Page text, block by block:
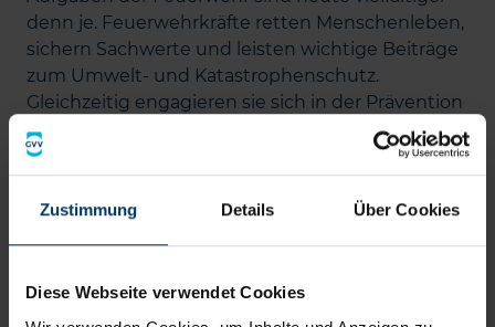
Zustimmung Details Über Cookies
Diese Webseite verwendet Cookies
denn je. Feuerwehrkräfte retten Menschenleben,
sichern Sachwerte und leisten wichtige Beiträge
zum Umwelt- und Katastrophenschutz.
Gleichzeitig engagieren sie sich in der Prävention
und beraten Bürgerinnen, Bürger sowie
öffentliche Einrichtungen zu Fragen des
Brandschutzes. Mehr dazu in diesem Artikel.